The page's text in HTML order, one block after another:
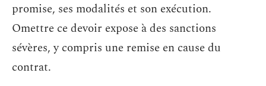
promise, ses modalités et son exécution.
Omettre ce devoir expose à des sanctions
sévères, y compris une remise en cause du
contrat.